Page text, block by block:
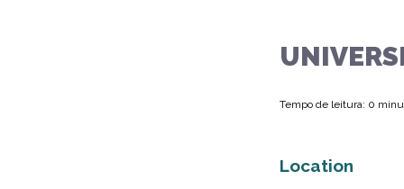
Tempo de leitura: 0
Location